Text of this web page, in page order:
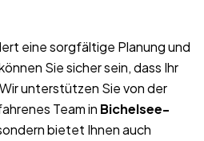
eine sorgfältige Planung und
Sie sicher sein, dass Ihr
unterstützen Sie von der
Team in Bichelsee-
bietet Ihnen auch